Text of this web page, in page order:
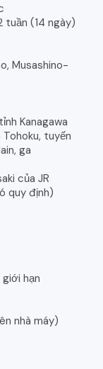
tuần (14 ngày)
Musashino-
Kanagawa
Tohoku, tuyến
ga
của JR
quy định)
hạn
nhà máy)